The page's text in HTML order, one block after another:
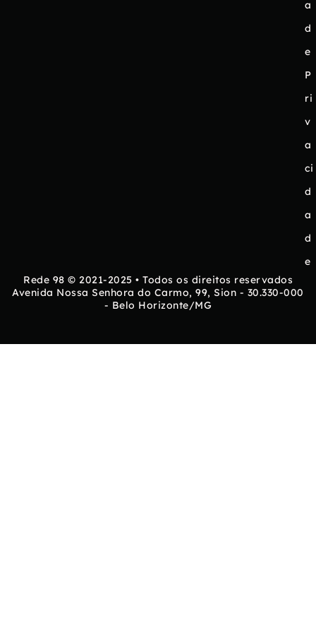
a
d
e
P
ri
v
a
ci
d
a
d
e
Rede 98 © 2021-2025 • Todos os direitos reservados
Avenida Nossa Senhora do Carmo, 99, Sion - 30.330-000
- Belo Horizonte/MG